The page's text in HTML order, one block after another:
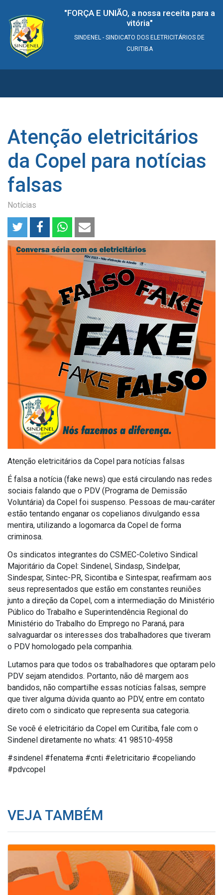
"FORÇA E UNIÃO, a nossa receita para a
vitória"
SINDENEL - SINDICATO DOS ELETRICITÁRIOS DE
CURITIBA
Atenção eletricitários
da Copel para notícias
falsas
Notícias
Atenção eletricitários da Copel para notícias falsas
É falsa a notícia (fake news) que está circulando nas redes
sociais falando que o PDV (Programa de Demissão
Voluntária) da Copel foi suspenso. Pessoas de mau-caráter
estão tentando enganar os copelianos divulgando essa
mentira, utilizando a logomarca da Copel de forma
criminosa.
Os sindicatos integrantes do CSMEC-Coletivo Sindical
Majoritário da Copel: Sindenel, Sindasp, Sindelpar,
Sindespar, Sintec-PR, Sicontiba e Sintespar, reafirmam aos
seus representados que estão em constantes reuniões
junto a direção da Copel, com a intermediação do Ministério
Público do Trabalho e Superintendência Regional do
Ministério do Trabalho do Emprego no Paraná, para
salvaguardar os interesses dos trabalhadores que tiveram
o PDV homologado pela companhia.
Lutamos para que todos os trabalhadores que optaram pelo
PDV sejam atendidos. Portanto, não dê margem aos
bandidos, não compartilhe essas notícias falsas, sempre
que tiver alguma dúvida quanto ao PDV, entre em contato
direto com o sindicato que representa sua categoria.
Se você é eletricitário da Copel em Curitiba, fale com o
Sindenel diretamente no whats: 41 98510-4958
#sindenel #fenatema #cnti #eletricitario #copeliando
#pdvcopel
VEJA TAMBÉM